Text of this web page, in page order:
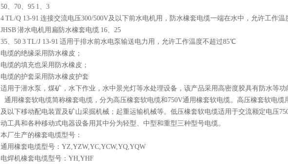
50、70、95 1、3
4 TL/Q 13-91 连接交流电压300/500V及以下前水电机用，防水橡套电缆一端在水中，允许工作
JHSB 潜水电机用扁防水橡套电缆 16、25
35、50 3 TL/J 13-91 适用于排水前水电泵输送电力用，允许工作温度不超过85℃
电缆的绝缘采用防水橡皮；
电缆的填充也采用防水橡皮；
电缆的护套采用防水橡皮护套
适用于潜水泵，煤矿，水下作业，水中景光灯等水处理设备，该产品采用高密度胶具有防水等功
通用橡套软电缆简称橡套电缆，分为高压橡套软电缆和750V通用橡套软电缆。高压橡套软电缆
及以下移动配电装置及矿山采掘机械；起重运输机械等。低压橡套软电缆适用于交流额定电压
动工具和各种移动式电器设备用其中分为轻型、中型和重型三种型号电缆。
本厂生产的橡套电缆型号：
通用橡套电缆型号：YZ,YZW,YC,YCW,YQ,YQW
电焊机橡套电缆型号：YH,YHF